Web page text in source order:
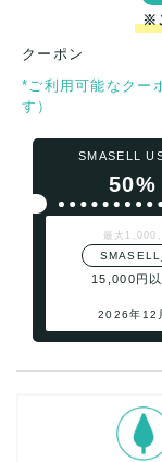
※
クーポン
*ご利用可能なクー
す）
SMASELL
50%
最大
15,000円
2026年12